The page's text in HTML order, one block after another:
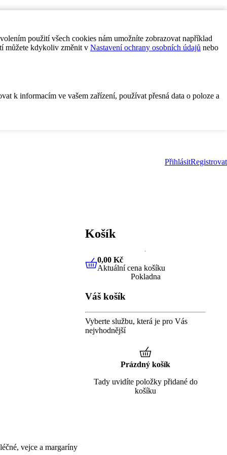
použití všech cookies nám umožníte zobrazovat například
můžete kdykoliv změnit v Nastavení ochrany osobních údajů nebo
k informacím ve vašem zařízení, používat přesná data o poloze a
PřihlásitRegistrovat
vejce a margaríny
Košík
0,00 KčAktuální cena košíku
0,00 Kč
Aktuální cena košíku
Pokladna
Váš košík
Vyberte službu, která je pro Vás
nejvhodnější
Prázdný košík
Tady uvidíte položky přidané do
košíku